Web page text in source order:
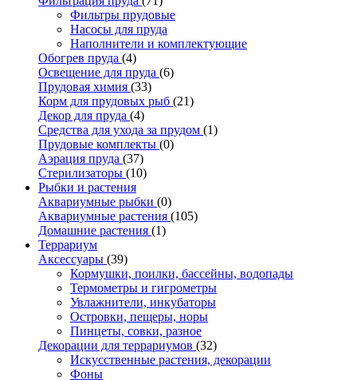
Фильтры прудовые
Насосы для пруда
Наполнители и комплектующие
Обогрев пруда (4)
Освещение для пруда (6)
Прудовая химия (33)
Корм для прудовых рыб (21)
Декор для пруда (4)
Средства для ухода за прудом (1)
Прудовые комплекты (0)
Аэрация пруда (37)
Стерилизаторы (10)
Рыбки и растения
Аквариумные рыбки (0)
Аквариумные растения (105)
Домашние растения (1)
Террариум
Аксессуары (39)
Кормушки, поилки, бассейны, водопады
Термометры и гигрометры
Увлажнители, инкубаторы
Островки, пещеры, норы
Пинцеты, совки, разное
Декорации для террариумов (32)
Искусственные растения, декорации
Фоны